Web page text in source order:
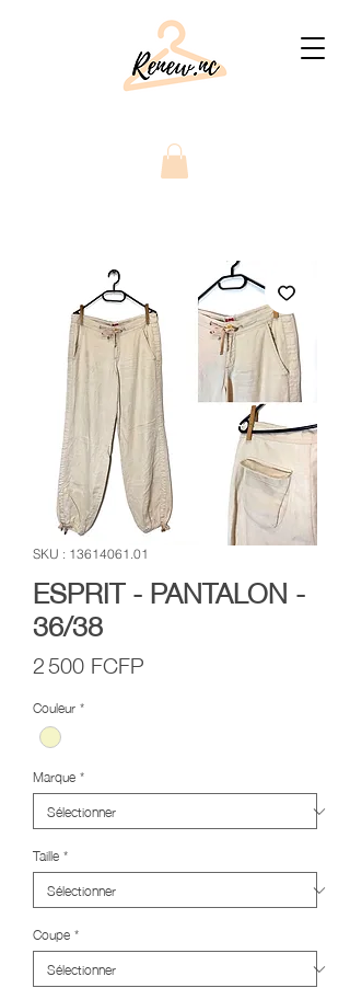
SKU : 13614061.01
ESPRIT - PANTALON -
36/38
2 500 FCFP
Couleur*
Marque*
Taille*
Coupe*